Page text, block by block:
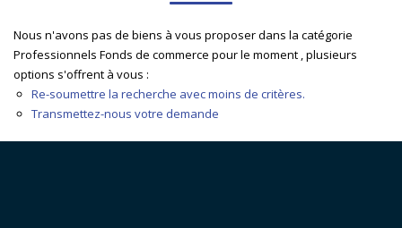
NOTRE AGENCE
EXTRANET
Budget max Plus de critères
Créer une alerte
Nous n'avons pas de biens à vous proposer dans la catégorie
Professionnels Fonds de commerce pour le moment , plusieurs
options s'offrent à vous :
Re-soumettre la recherche avec moins de critères.
Transmettez-nous votre demande